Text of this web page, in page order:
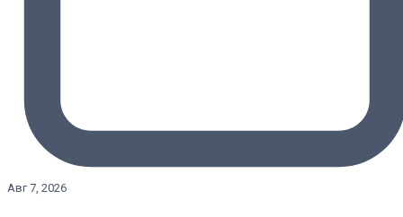
Авг 7, 2026